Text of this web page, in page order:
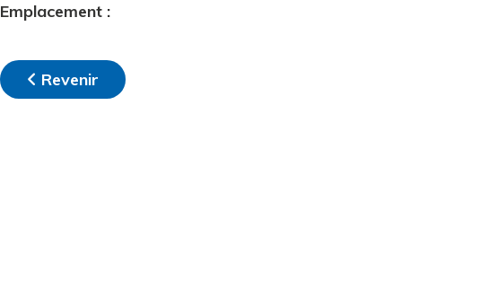
Emplacement :
Revenir